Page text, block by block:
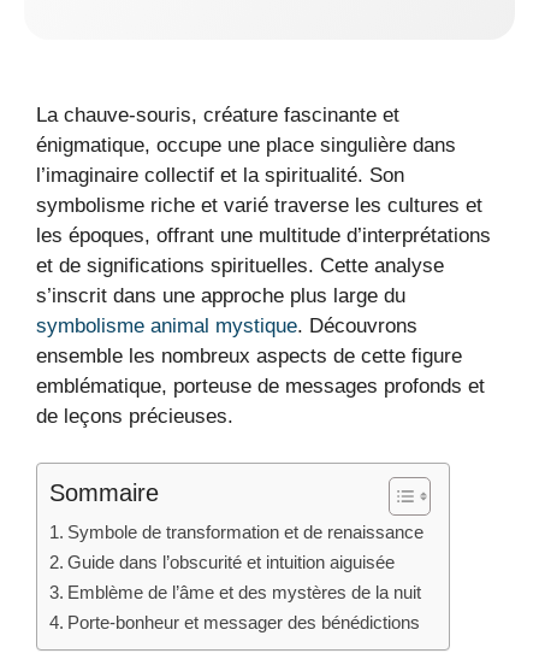
La chauve-souris, créature fascinante et
énigmatique, occupe une place singulière dans
l’imaginaire collectif et la spiritualité. Son
symbolisme riche et varié traverse les cultures et
les époques, offrant une multitude d’interprétations
et de significations spirituelles. Cette analyse
s’inscrit dans une approche plus large du
symbolisme animal mystique. Découvrons
ensemble les nombreux aspects de cette figure
emblématique, porteuse de messages profonds et
de leçons précieuses.
Sommaire
Symbole de transformation et de renaissance
Guide dans l’obscurité et intuition aiguisée
Emblème de l’âme et des mystères de la nuit
Porte-bonheur et messager des bénédictions